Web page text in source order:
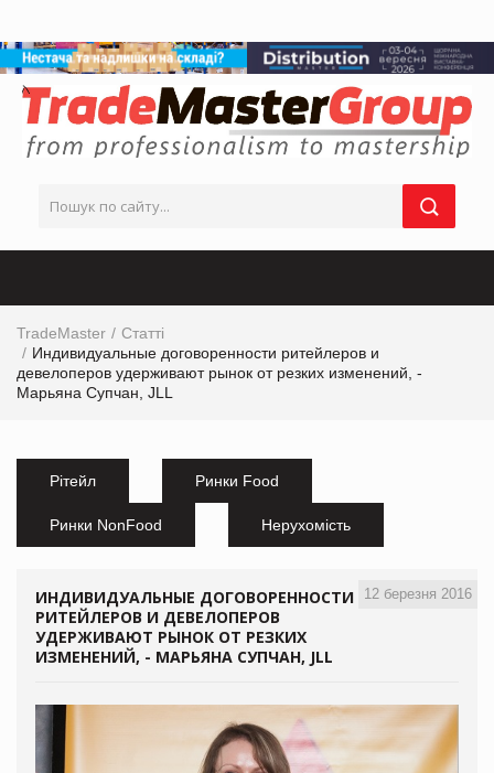
TradeMaster
Статті
Индивидуальные договоренности ритейлеров и
девелоперов удерживают рынок от резких изменений, -
Марьяна Супчан, JLL
Рітейл Ринки Food
Ринки NonFood Нерухомість
12 березня 2016
ИНДИВИДУАЛЬНЫЕ ДОГОВОРЕННОСТИ
РИТЕЙЛЕРОВ И ДЕВЕЛОПЕРОВ
УДЕРЖИВАЮТ РЫНОК ОТ РЕЗКИХ
ИЗМЕНЕНИЙ, - МАРЬЯНА СУПЧАН, JLL